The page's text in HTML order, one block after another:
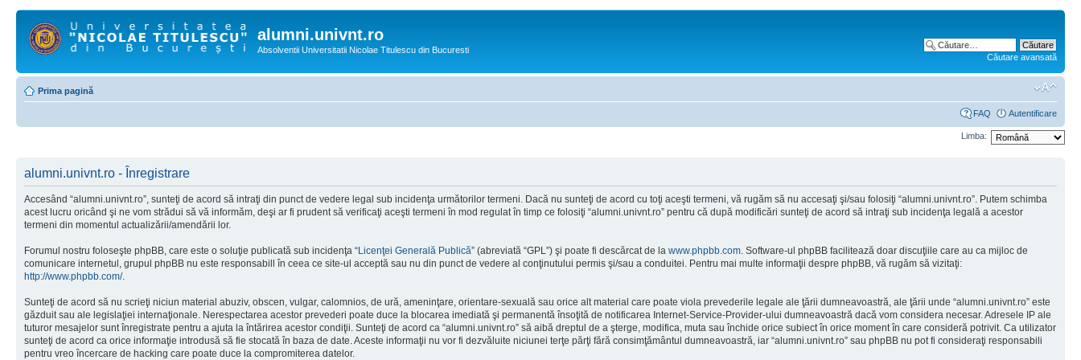
alumni.univnt.ro
Absolventii Universitatii Nicolae Titulescu din Bucuresti
Căutare avansată
Prima pagină
FAQ Autentificare
Limba:
alumni.univnt.ro - Înregistrare
Accesând “alumni.univnt.ro”, sunteţi de acord să intraţi din punct de vedere legal sub incidenţa următorilor termeni. Dacă nu sunteţi de acord cu toţi aceşti termeni, vă rugăm să nu accesaţi şi/sau folosiţi “alumni.univnt.ro”. Putem schimba
acest lucru oricând şi ne vom strădui să vă informăm, deşi ar fi prudent să verificaţi aceşti termeni în mod regulat în timp ce folosiţi “alumni.univnt.ro” pentru că după modificări sunteţi de acord să intraţi sub incidenţa legală a acestor
termeni din momentul actualizării/amendării lor.
Forumul nostru foloseşte phpBB, care este o soluţie publicată sub incidenţa “Licenţei Generală Publică” (abreviată “GPL”) şi poate fi descărcat de la www.phpbb.com. Software-ul phpBB facilitează doar discuţiile care au ca mijloc de
comunicare internetul, grupul phpBB nu este responsabill în ceea ce site-ul acceptă sau nu din punct de vedere al conţinutului permis şi/sau a conduitei. Pentru mai multe informaţii despre phpBB, vă rugăm să vizitaţi:
http://www.phpbb.com/.
Sunteţi de acord să nu scrieţi niciun material abuziv, obscen, vulgar, calomnios, de ură, ameninţare, orientare-sexuală sau orice alt material care poate viola prevederile legale ale ţării dumneavoastră, ale ţării unde “alumni.univnt.ro” este
găzduit sau ale legislaţiei internaţionale. Nerespectarea acestor prevederi poate duce la blocarea imediată şi permanentă însoţită de notificarea Internet-Service-Provider-ului dumneavoastră dacă vom considera necesar. Adresele IP ale
tuturor mesajelor sunt înregistrate pentru a ajuta la întărirea acestor condiţii. Sunteţi de acord ca “alumni.univnt.ro” să aibă dreptul de a şterge, modifica, muta sau închide orice subiect în orice moment în care consideră potrivit. Ca utilizator
sunteţi de acord ca orice informaţie introdusă să fie stocată în baza de date. Aceste informaţii nu vor fi dezvăluite niciunei terţe părţi fără consimţământul dumneavoastră, iar “alumni.univnt.ro” sau phpBB nu pot fi consideraţi responsabili
pentru vreo încercare de hacking care poate duce la compromiterea datelor.